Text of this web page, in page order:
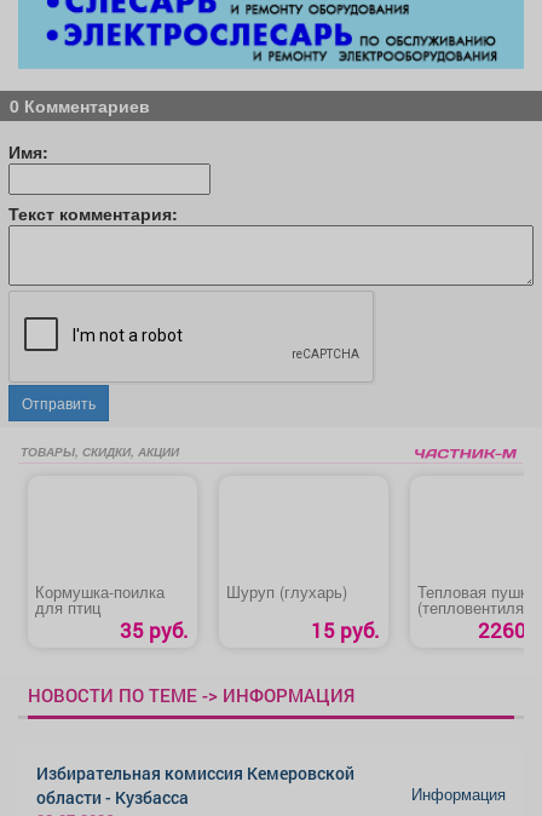
0 Комментариев
Имя:
Текст комментария:
Отправить
ТОВАРЫ, СКИДКИ, АКЦИИ
Кормушка-поилка
для птиц
35 руб.
Шуруп (глухарь)
15 руб.
Тепловая пушка
«Denzel DHC 2-
2260
НОВОСТИ ПО ТЕМЕ -> ИНФОРМАЦИЯ
Избирательная комиссия Кемеровской
области - Кузбасса
Информация